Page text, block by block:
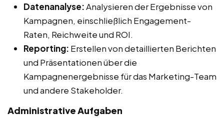
Datenanalyse:Analysieren der Ergebnisse von
Kampagnen, einschließlich Engagement-
Raten, Reichweite und ROI.
Reporting: Erstellen von detaillierten Berichten
und Präsentationen über die
Kampagnenergebnisse für das Marketing-Team
und andere Stakeholder.
Administrative Aufgaben